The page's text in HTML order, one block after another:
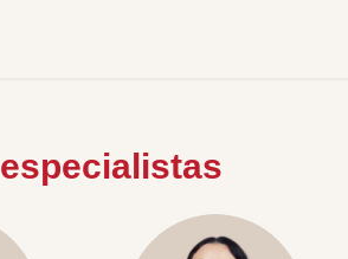
especialistas